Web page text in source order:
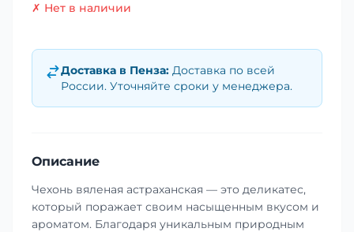
✗ Нет в наличии
Доставка в Пенза: Доставка по всей
России. Уточняйте сроки у менеджера.
Описание
Чехонь вяленая астраханская — это деликатес,
который поражает своим насыщенным вкусом и
ароматом. Благодаря уникальным природным